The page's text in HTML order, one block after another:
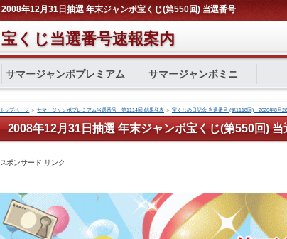
2008年12月31日抽選 年末ジャンボ宝くじ(第550回) 当選番号
宝くじ当選番号速報案内
サマージャンボプレミアム サマージャンボミニ
トップページ ＞サマージャンボプレミアム当選番号｜第1114回 結果発表＞ 宝くじの日記念 当選番号 (第1118回)｜2026年8月
2008年12月31日抽選 年末ジャンボ宝くじ(第550回) 当
スポンサード リンク